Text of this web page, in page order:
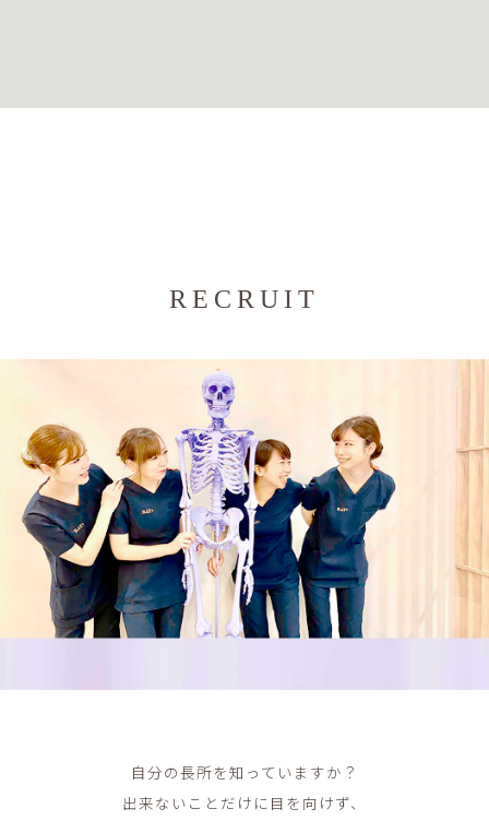
RECRUIT
自分の長所を知っていますか？
出来ないことだけに目を向けず、